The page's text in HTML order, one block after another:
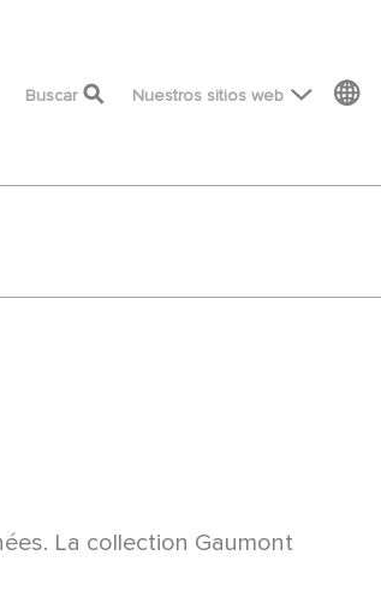
top menu
Buscar Nuestros sitios web
La collection Gaumont